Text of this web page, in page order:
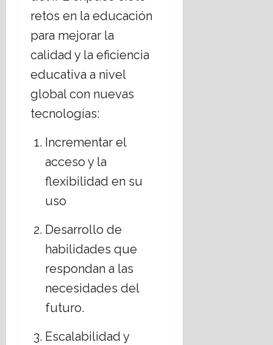
retos en la educación
para mejorar la
calidad y la eficiencia
educativa a nivel
global con nuevas
tecnologías:
Incrementar el
acceso y la
flexibilidad en su
uso
Desarrollo de
habilidades que
respondan a las
necesidades del
futuro.
Escalabilidad y